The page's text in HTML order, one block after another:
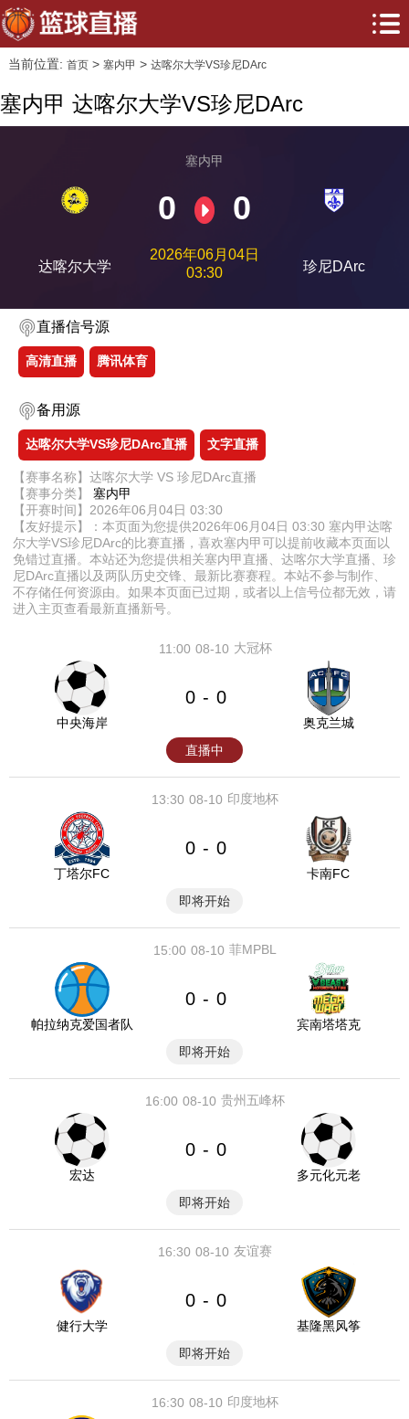
当前位置: 首页> 塞内甲 > 达喀尔大学VS珍尼DArc
塞内甲 达喀尔大学VS珍尼DArc
达喀尔大学
塞内甲
0 0
2026年06月04日
03:30
珍尼DArc
直播信号源
高清直播 腾讯体育
备用源
达喀尔大学VS珍尼DArc直播 文字直播
【赛事名称】达喀尔大学 VS 珍尼DArc直播
【赛事分类】 塞内甲
【开赛时间】2026年06月04日 03:30
【友好提示】：本页面为您提供2026年06月04日 03:30 塞内甲达喀
尔大学VS珍尼DArc的比赛直播，喜欢塞内甲可以提前收藏本页面以
免错过直播。本站还为您提供相关塞内甲直播、达喀尔大学直播、珍
尼DArc直播以及两队历史交锋、最新比赛赛程。本站不参与制作、
不存储任何资源由。如果本页面已过期，或者以上信号位都无效，请
进入主页查看最新直播新号。
08-10
11:00 大冠杯
中央海岸
0 - 0
奥克兰城
直播中
08-10
13:30 印度地杯
丁塔尔FC
0 - 0
卡南FC
即将开始
08-10
15:00 菲MPBL
帕拉纳克爱国者队
0 - 0
宾南塔塔克
即将开始
08-10
16:00 贵州五峰杯
宏达
0 - 0
多元化元老
即将开始
08-10
16:30 友谊赛
健行大学
0 - 0
基隆黑风筝
即将开始
08-10
16:30 印度地杯